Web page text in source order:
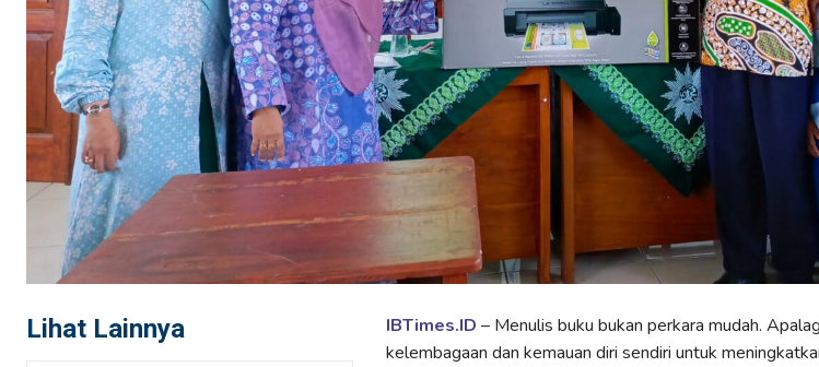
Lihat Lainnya IBTimes.ID – Menulis buku bukan perkara mudah.
kelembagaan dan kemauan diri sendiri untuk